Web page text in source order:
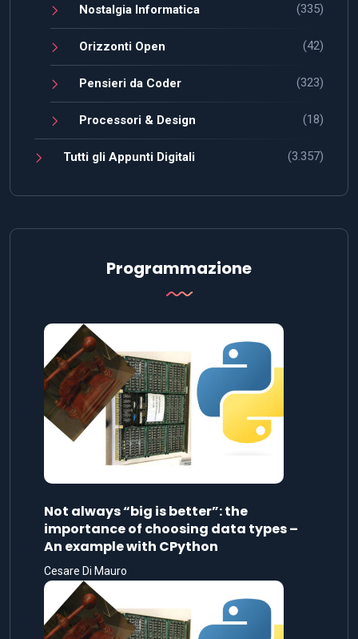
Nostalgia Informatica (335)
Orizzonti Open (42)
Pensieri da Coder (323)
Processori & Design (18)
Tutti gli Appunti Digitali (3.357)
Programmazione
Not always “big is better”: the
importance of choosing data types –
An example with CPython
Cesare Di Mauro